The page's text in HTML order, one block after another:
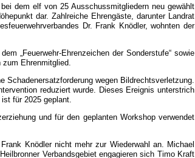
dem elf von 25 Ausschussmitgliedern neu gewählt
dar. Zahlreiche Ehrengäste, darunter Landrat
Dr. Frank Knödler, wohnten der
„Feuerwehr-Ehrenzeichen der Sonderstufe“ sowie
Ehrenmitglied.
wegen Bildrechtsverletzung.
reduziert wurde. Dieses Ereignis unterstrich
für 2025 geplant.
und für den geplanten Workshop verwendet
Knödler nicht mehr zur Wiederwahl an. Michael
Verbandsgebiet engagieren sich Timo Kraft